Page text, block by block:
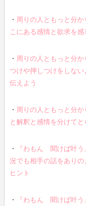
・ 周りの人ともっと分
こにある感情と欲求を感
・ 周りの人ともっと分
つけや押しつけをしな
伝えよう
・ 周りの人ともっと分
と解釈と感情を分けて
・
『わもん 聞けば叶
況でも相手の話をあり
ヒント
・
『わもん 聞けば叶